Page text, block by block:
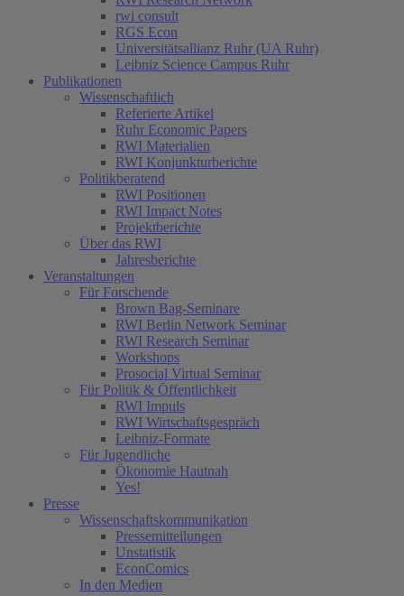
rwi consult
RGS Econ
Universitätsallianz Ruhr (UA Ruhr)
Leibniz Science Campus Ruhr
Publikationen
Wissenschaftlich
Referierte Artikel
Ruhr Economic Papers
RWI Materialien
RWI Konjunkturberichte
Politikberatend
RWI Positionen
RWI Impact Notes
Projektberichte
Über das RWI
Jahresberichte
Veranstaltungen
Für Forschende
Brown Bag-Seminare
RWI Berlin Network Seminar
RWI Research Seminar
Workshops
Prosocial Virtual Seminar
Für Politik & Öffentlichkeit
RWI Impuls
RWI Wirtschaftsgespräch
Leibniz-Formate
Für Jugendliche
Ökonomie Hautnah
Yes!
Presse
Wissenschaftskommunikation
Pressemitteilungen
Unstatistik
EconComics
In den Medien